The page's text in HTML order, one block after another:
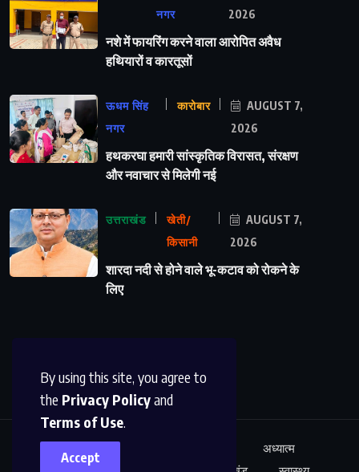
By using this site, you agree to
the Privacy Policyand
Terms of Use.
Accept
नगर
2026
नशे में फायरिंग करने वाला आरोपित अवैध
हथियारों व कारतूसों
ऊधम सिंह
नगर
कारोबार
AUGUST 7,
2026
हथकरघा हमारी सांस्कृतिक विरासत, संरक्षण
और नवाचार से मिलेगी नई
उत्तराखंड
खेती/
किसानी
AUGUST 7,
2026
शारदा नदी से होने वाले भू-कटाव को रोकने के
लिए
ऊधम सिंह नगर
अध्यात्म